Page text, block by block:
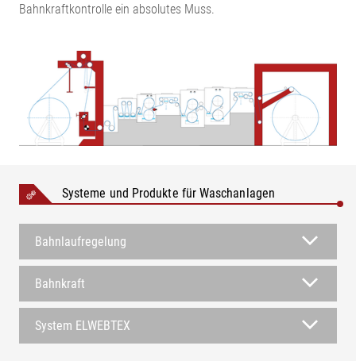
Bahnkraftkontrolle ein absolutes Muss.
Systeme und Produkte für Waschanlagen
Bahnlaufregelung
Bahnkraft
System ELWEBTEX